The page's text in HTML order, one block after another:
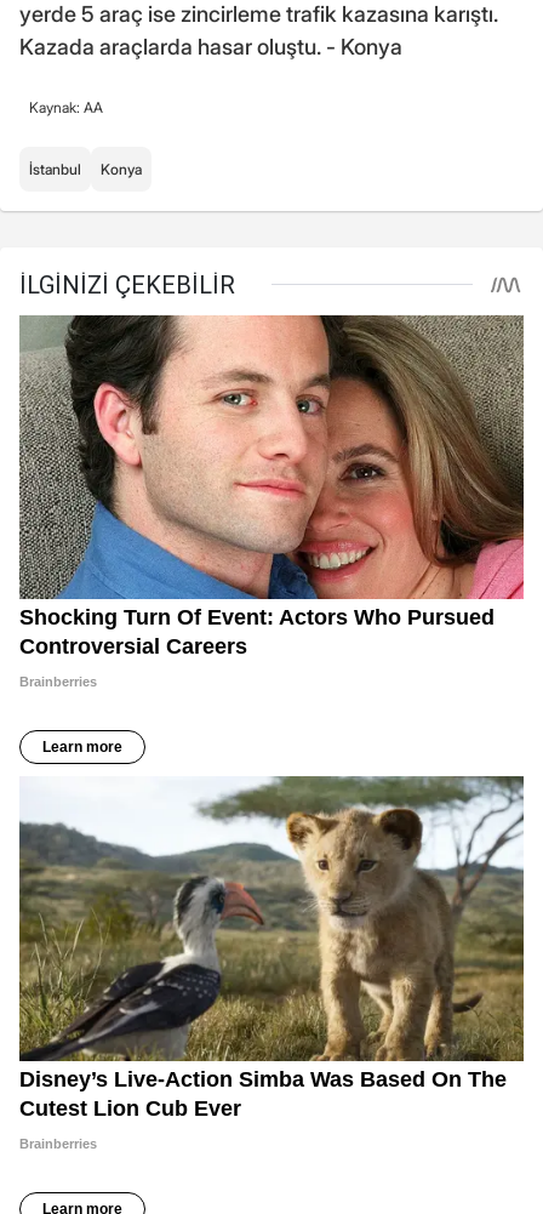
yerde 5 araç ise zincirleme trafik kazasına karıştı.
Kazada araçlarda hasar oluştu. - Konya
Kaynak: AA
İstanbul Konya